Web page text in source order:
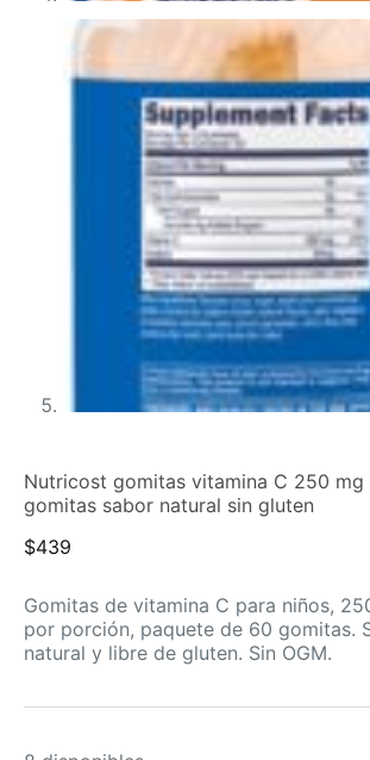
Nutricost gomitas vitamina C 250 mg
gomitas sabor natural sin gluten
$439
Gomitas de vitamina C para niños,
por porción, paquete de 60 gomitas.
natural y libre de gluten. Sin OGM.